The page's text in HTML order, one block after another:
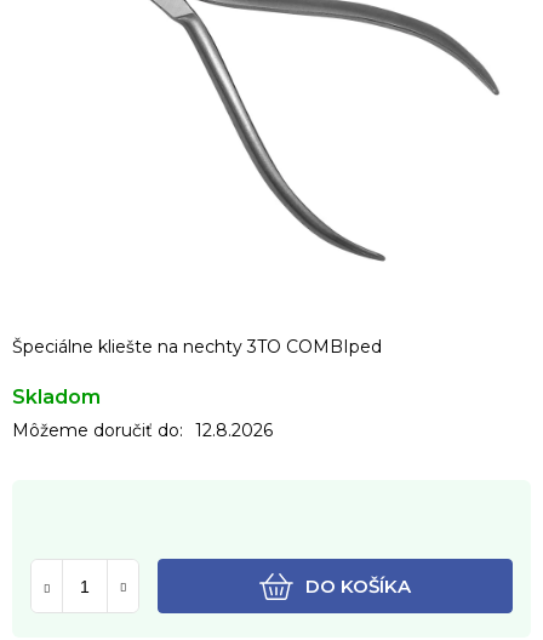
Špeciálne kliešte na nechty 3TO COMBIped
Skladom
Môžeme doručiť do: 12.8.2026
DO KOŠÍKA